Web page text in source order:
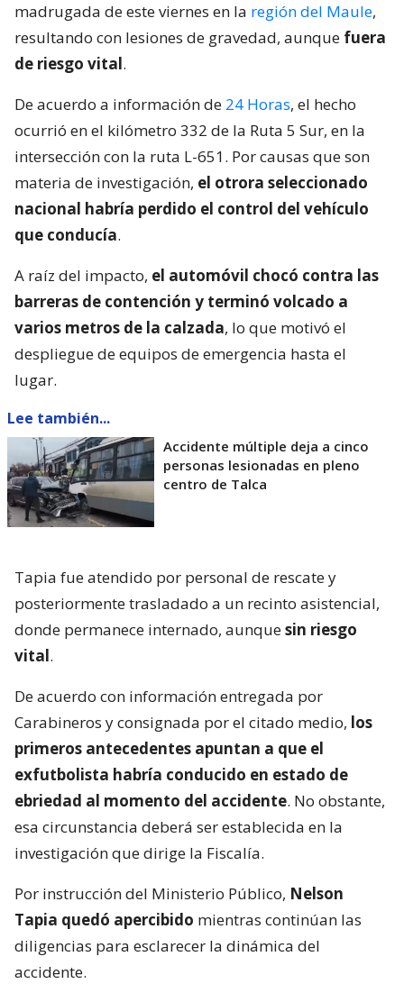
madrugada de este viernes en la región del Maule,
resultando con lesiones de gravedad, aunque fuera
de riesgo vital.
De acuerdo a información de 24 Horas, el hecho
ocurrió en el kilómetro 332 de la Ruta 5 Sur, en la
intersección con la ruta L-651. Por causas que son
materia de investigación, el otrora seleccionado
nacional habría perdido el control del vehículo
que conducía.
A raíz del impacto, el automóvil chocó contra las
barreras de contención y terminó volcado a
varios metros de la calzada, lo que motivó el
despliegue de equipos de emergencia hasta el
lugar.
Lee también...
Accidente múltiple deja a cinco
personas lesionadas en pleno
centro de Talca
Tapia fue atendido por personal de rescate y
posteriormente trasladado a un recinto asistencial,
donde permanece internado, aunquesin riesgo
vital.
De acuerdo con información entregada por
Carabineros y consignada por el citado medio, los
primeros antecedentes apuntan a que el
exfutbolista habría conducido en estado de
ebriedad al momento del accidente. No obstante,
esa circunstancia deberá ser establecida en la
investigación que dirige la Fiscalía.
Por instrucción del Ministerio Público, Nelson
Tapia quedó apercibido mientras continúan las
diligencias para esclarecer la dinámica del
accidente.